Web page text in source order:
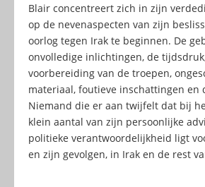
Blair concentreert zich in zijn
op de nevenaspecten van zijn
oorlog tegen Irak te beginnen. De
onvolledige inlichtingen, de
voorbereiding van de troepen,
materiaal, foutieve inschattingen en
Niemand die er aan twijfelt dat bij
klein aantal van zijn persoonlijke
politieke verantwoordelijkheid ligt
en zijn gevolgen, in Irak en de rest